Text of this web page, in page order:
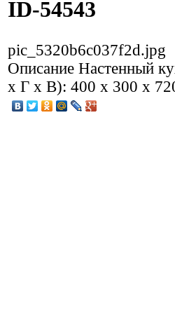
ID-54543
pic_5320b6c037f2d.jpg
Описание Настенный
х Г х В): 400 x 300 x